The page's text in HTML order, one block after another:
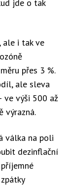
jde o tak
ale i tak ve
přes 3 %.
ale sleva
ve výši 500 až
výrazná.
válka na poli
dezinflační